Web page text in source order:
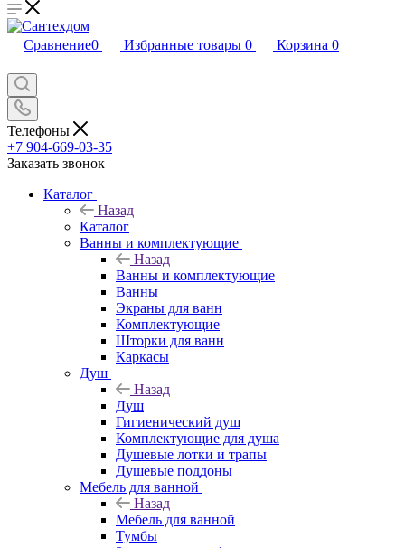
Сравнение0 Избранные товары 0 Корзина 0
Телефоны
+7 904-669-03-35
Заказать звонок
Каталог
Назад
Каталог
Ванны и комплектующие
Назад
Ванны и комплектующие
Ванны
Экраны для ванн
Комплектующие
Шторки для ванн
Каркасы
Душ
Назад
Душ
Гигиенический душ
Комплектующие для душа
Душевые лотки и трапы
Душевые поддоны
Мебель для ванной
Назад
Мебель для ванной
Тумбы